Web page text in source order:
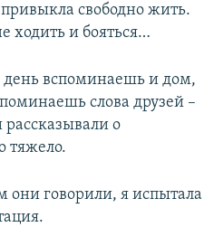
свободно жить.
ходить и бояться…
вспоминаешь и дом,
слова друзей –
о
тяжело.
они говорили, я испытала